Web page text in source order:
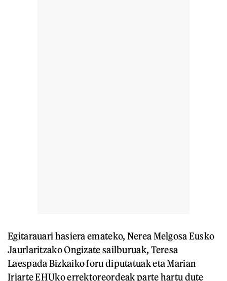
Egitarauari hasiera emateko, Nerea Melgosa Eusko
Jaurlaritzako Ongizate sailburuak, Teresa
Laespada Bizkaiko foru diputatuak eta Marian
Iriarte EHUko errektoreordeak parte hartu dute